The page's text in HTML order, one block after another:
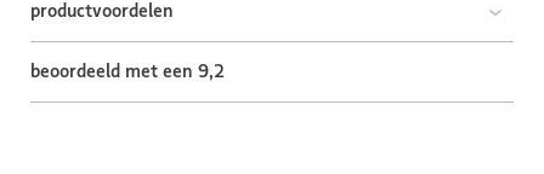
productvoordelen
beoordeeld met een 9,2